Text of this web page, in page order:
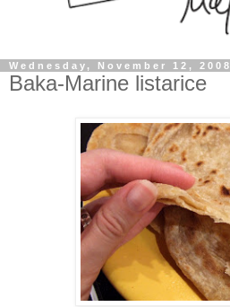
Wednesday, November 12, 2008
Baka-Marine listarice